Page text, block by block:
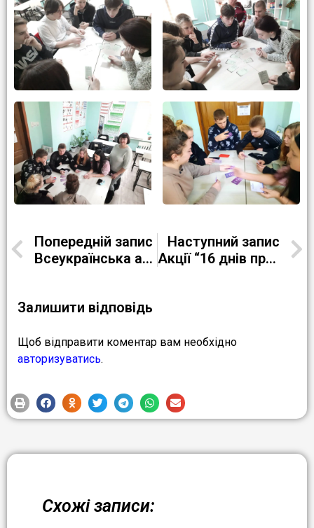
Попередній запис
Всеукраїнська акція “Запали свічку” у день пам’яті жертв голодомору
Наступний запис
Акції “16 днів проти гендерно зумовленого насильства” до Всесвітнього дня боротьби зі СНІДом
Залишити відповідь
Щоб відправити коментар вам необхідно
авторизуватись.
Схожі записи: